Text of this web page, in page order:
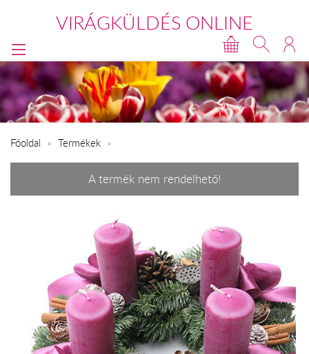
VIRÁGKÜLDÉS ONLINE
Főoldal Termékek
A termék nem rendelhető!